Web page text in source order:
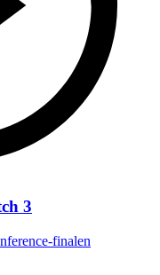
3
finalen